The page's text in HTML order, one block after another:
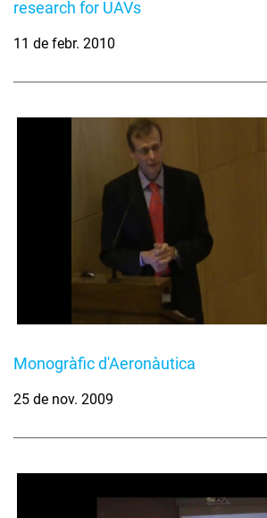
research for UAVs
11 de febr. 2010
Monogràfic d'Aeronàutica
25 de nov. 2009